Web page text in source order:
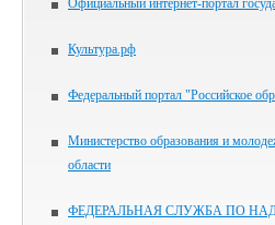
Культура.рф
Федеральный портал "Российское
Министерство образования и
области
ФЕДЕРАЛЬНАЯ СЛУЖБА ПО